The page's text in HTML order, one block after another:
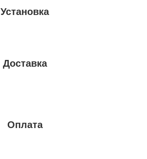
Установка
Доставка
Оплата